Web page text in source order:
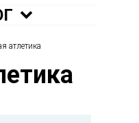
атлетика